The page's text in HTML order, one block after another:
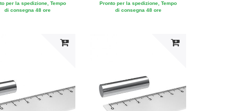
per la spedizione, Tempo
di consegna 48 ore
Pronto per la spedizione, Tempo
di consegna 48 ore